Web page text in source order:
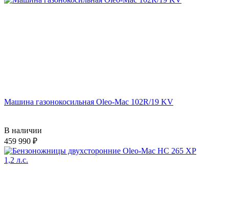
Машина газонокосильная Oleo-Mac 102R/19 KV
В наличии
459 990